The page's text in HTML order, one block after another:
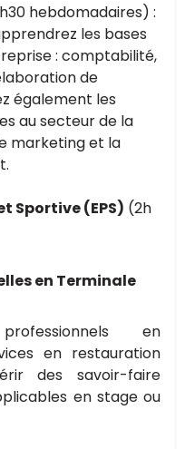
hebdomadaires) :
les bases
: comptabilité,
de
également les
au secteur de la
marketing et la
Sportive (EPS) (2h
en Terminale
en
en restauration
des savoir-faire
en stage ou